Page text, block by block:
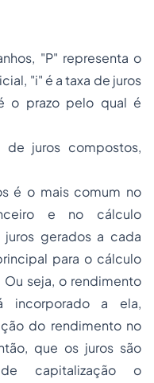
"P" representa o
"i" é a taxa de juros
o prazo pelo qual é
juros compostos,
é o mais comum no
e no cálculo
gerados a cada
para o cálculo
seja, o rendimento
incorporado a ela,
do rendimento no
que os juros são
de capitalização o